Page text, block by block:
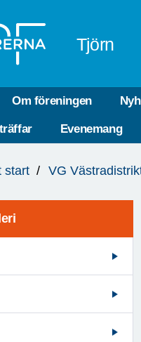
Tjörn
Om föreningen
Evenemang
start VG